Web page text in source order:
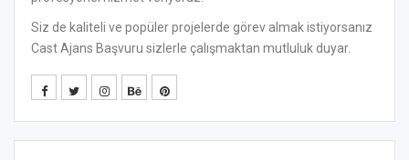
Siz de kaliteli ve popüler projelerde görev almak istiyorsanız
Cast Ajans Başvuru sizlerle çalışmaktan mutluluk duyar.